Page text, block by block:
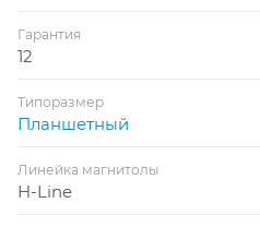
Гарантия
12
Типоразмер
Планшетный
Линейка магнитолы
H-Line